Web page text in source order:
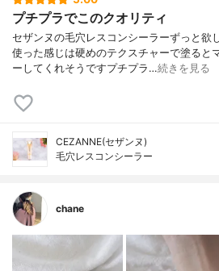
プチプラでこのクオリティ
セザンヌの毛穴レスコンシーラーずっと欲
使った感じは 硬めのテクスチャーで 塗る
ー してくれそうですプチプラ…続きを見る
CEZANNE(セザンヌ)
毛穴レスコンシーラー
chane